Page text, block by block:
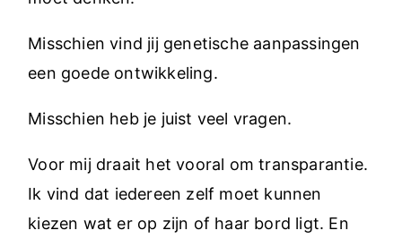
Misschien vind jij genetische aanpassingen
een goede ontwikkeling.
Misschien heb je juist veel vragen.
Voor mij draait het vooral om transparantie.
Ik vind dat iedereen zelf moet kunnen
kiezen wat er op zijn of haar bord ligt. En